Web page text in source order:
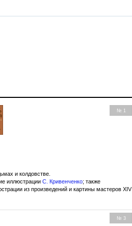
№ 1
и колдовстве.
иллюстрации С. Кривенченко; также
из произведений и картины мастеров XIV
№ 3